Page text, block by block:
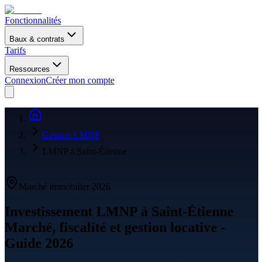
Fonctionnalités
Baux & contrats
Tarifs
Ressources
ConnexionCréer mon compte
Gestion LMNP
LMNP à Saint-Étienne
Marché immobilier 2026
Investissement LMNP à Saint-Étienne
Marché, fiscalité et gestion locative -
Guide 2026